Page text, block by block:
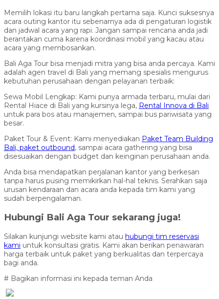
Memilih lokasi itu baru langkah pertama saja. Kunci suksesnya
acara outing kantor itu sebenarnya ada di pengaturan logistik
dan jadwal acara yang rapi. Jangan sampai rencana anda jadi
berantakan cuma karena koordinasi mobil yang kacau atau
acara yang membosankan.
Bali Aga Tour bisa menjadi mitra yang bisa anda percaya. Kami
adalah agen travel di Bali yang memang spesialis mengurus
kebutuhan perusahaan dengan pelayanan terbaik:
Sewa Mobil Lengkap: Kami punya armada terbaru, mulai dari
Rental Hiace di Bali yang kursinya lega, Rental Innova di Bali
untuk para bos atau manajemen, sampai bus pariwisata yang
besar.
Paket Tour & Event: Kami menyediakan Paket Team Building
Bali, paket outbound, sampai acara gathering yang bisa
disesuaikan dengan budget dan keinginan perusahaan anda.
Anda bisa mendapatkan perjalanan kantor yang berkesan
tanpa harus pusing memikirkan hal-hal teknis. Serahkan saja
urusan kendaraan dan acara anda kepada tim kami yang
sudah berpengalaman.
Hubungi Bali Aga Tour sekarang juga!
Silakan kunjungi website kami atau hubungi tim reservasi
kami untuk konsultasi gratis. Kami akan berikan penawaran
harga terbaik untuk paket yang berkualitas dan terpercaya
bagi anda.
# Bagikan informasi ini kepada teman Anda